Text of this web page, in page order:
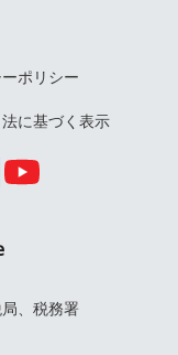
ポリシー
に基づく表示
、税務署